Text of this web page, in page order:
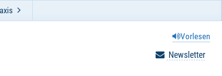
Vorlesen
Newsletter